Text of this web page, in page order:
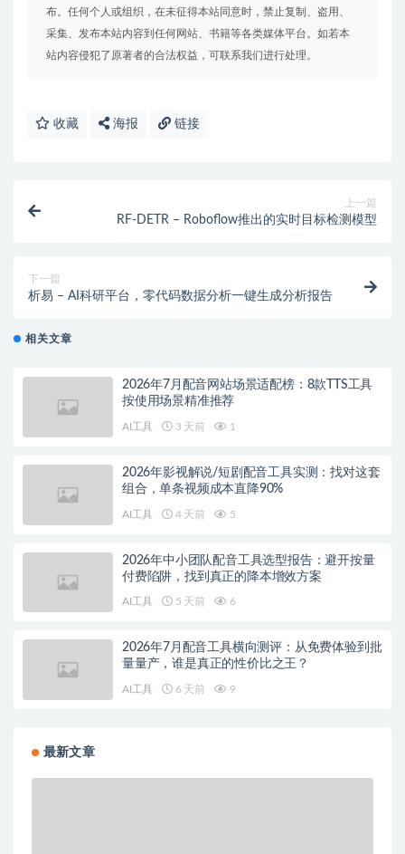
布。任何个人或组织，在未征得本站同意时，禁止复制、盗用、
采集、发布本站内容到任何网站、书籍等各类媒体平台。如若本
站内容侵犯了原著者的合法权益，可联系我们进行处理。
收藏 海报 链接
上一篇
RF-DETR – Roboflow推出的实时目标检测模型
下一篇
析易 – AI科研平台，零代码数据分析一键生成分析报告
相关文章
2026年7月配音网站场景适配榜：8款TTS工具
按使用场景精准推荐
AI工具 3 天前 1
2026年影视解说/短剧配音工具实测：找对这套
组合，单条视频成本直降90%
AI工具 4 天前 5
2026年中小团队配音工具选型报告：避开按量
付费陷阱，找到真正的降本增效方案
AI工具 5 天前 6
2026年7月配音工具横向测评：从免费体验到批
量量产，谁是真正的性价比之王？
AI工具 6 天前 9
最新文章